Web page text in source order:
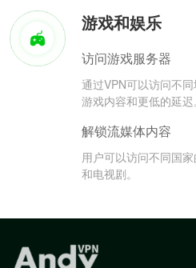
游戏和娱乐
访问游戏服务器
通过VPN可以访问不
游戏内容和更低的延迟
解锁流媒体内容
用户可以访问不同国
和电视剧。